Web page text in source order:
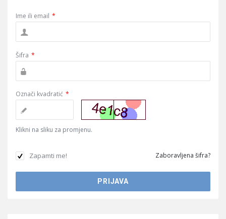
Ime ili email *
Šifra *
Označi kvadratić *
Klikni na sliku za promjenu.
Zapamti me! Zaboravljena šifra?